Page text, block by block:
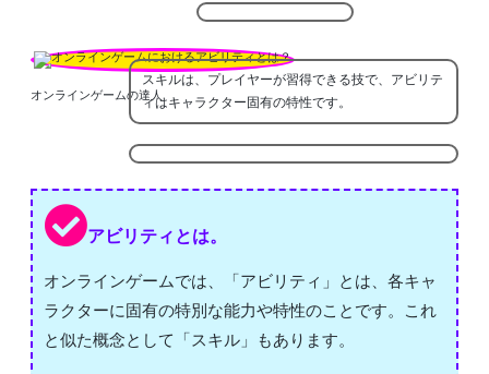
オンラインゲームの達人
スキルは、プレイヤーが習得できる技で、アビリテ
ィはキャラクター固有の特性です。
アビリティとは。
オンラインゲームでは、「アビリティ」とは、各キャ
ラクターに固有の特別な能力や特性のことです。これ
と似た概念として「スキル」もあります。